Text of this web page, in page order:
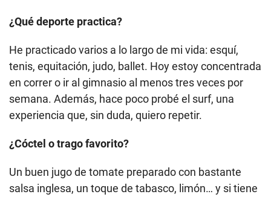
¿Qué deporte practica?
He practicado varios a lo largo de mi vida: esquí,
tenis, equitación, judo, ballet. Hoy estoy concentrada
en correr o ir al gimnasio al menos tres veces por
semana. Además, hace poco probé el surf, una
experiencia que, sin duda, quiero repetir.
¿Cóctel o trago favorito?
Un buen jugo de tomate preparado con bastante
salsa inglesa, un toque de tabasco, limón… y si tiene